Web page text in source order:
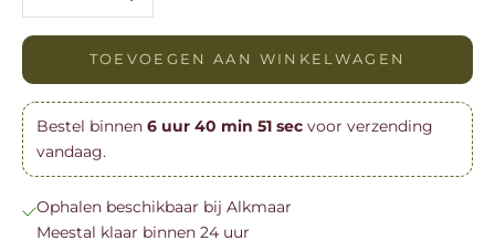
TOEVOEGEN AAN WINKELWAGEN
Bestel binnen 6 uur 40 min 50secvoor verzending
vandaag.
Ophalen beschikbaar bij Alkmaar
Meestal klaar binnen 24 uur